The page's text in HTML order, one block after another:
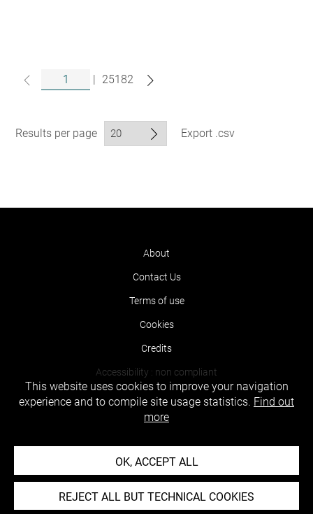
| 25182
Results per page Export .csv
About
Contact Us
Terms of use
Cookies
Credits
Accessibility : non compliant
This website uses cookies to improve your navigation
experience and to compile site usage statistics. Find out
more
OK, ACCEPT ALL
REJECT ALL BUT TECHNICAL COOKIES